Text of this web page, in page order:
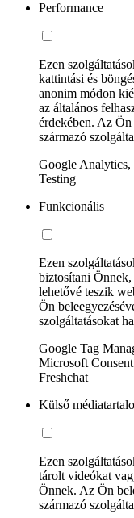
Performance
Ezen
kattintási és
anonim módon
az általános
érdekében. Az
származó
Google
Testing
Funkcionális
Ezen
biztosítani
lehetővé teszik
Ön
szolgáltatásokat
Google Tag
Microsoft
Freshchat
Külső
Ezen
tárolt videókat
Önnek. Az Ön
származó